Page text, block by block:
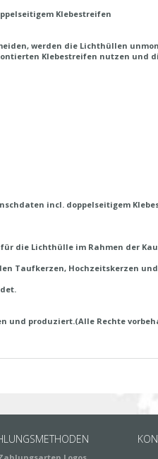
Klebestreifen
werden die Lichthüllen
Klebestreifen nutzen und
incl. doppelseitigem
die Lichthülle im Rahmen der
Taufkerzen, Hochzeitskerzen
und produziert.(Alle Rechte